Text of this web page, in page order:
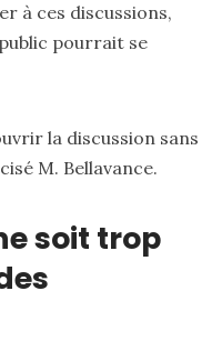
à ces discussions,
pourrait se
la discussion sans
M. Bellavance.
soit trop